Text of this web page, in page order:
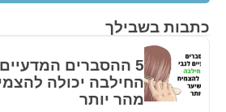
כתבות בשבילך
5 ההסברים
החילבה יכולה
מהר יותר